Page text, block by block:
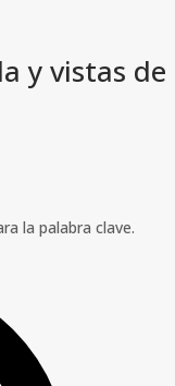
y vistas de
la palabra clave.